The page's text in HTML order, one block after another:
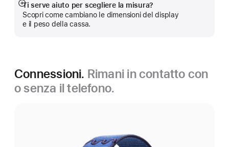
Ti serve aiuto per scegliere la misura?
Scopri come cambiano le dimensioni del display
e il peso della cassa.
Mostra
di
più
Connessioni. Rimani in contatto con
o senza il telefono.